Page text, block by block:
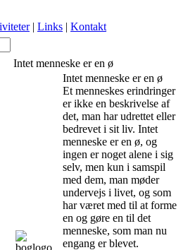
| Links | Kontakt
Intet menneske er en ø
Intet menneske er en ø
Et menneskes erindringer
er ikke en beskrivelse af
det, man har udrettet eller
bedrevet i sit liv. Intet
menneske er en ø, og
ingen er noget alene i sig
selv, men kun i samspil
med dem, man møder
undervejs i livet, og som
har været med til at forme
en og gøre en til det
menneske, som man nu
engang er blevet.